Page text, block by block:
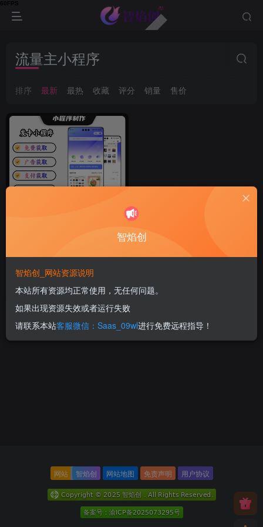
流量主小程序
排序 最新 最热 收藏 评分 销量 售价
激励视频获取/支付获取/免费
获取/支持个人上线
RMB300
网站 智焰创 网站地图 免责声明 用户协议
智焰创
智焰创_网站资源说明
本站所有资源均正常使用，无任何问题。
如果出现资源失效或者运行失败
请联系本站客服微信：Saas_09wl进行免费远程指导！